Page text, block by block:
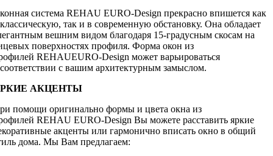
система REHAU EURO-Design прекрасно впишется как
так и в современную обстановку. Она обладает
вешним видом благодаря 15-градусным скосам на
поверхностях профиля. Форма окон из
REHAUEURO-Design может варьироваться
с вашим архитектурным замыслом.
АКЦЕНТЫ
помощи оригинально формы и цвета окна из
REHAU EURO-Design Вы можете расставить яркие
акценты или гармонично вписать окно в общий
дома. Мы Вам предлагаем: